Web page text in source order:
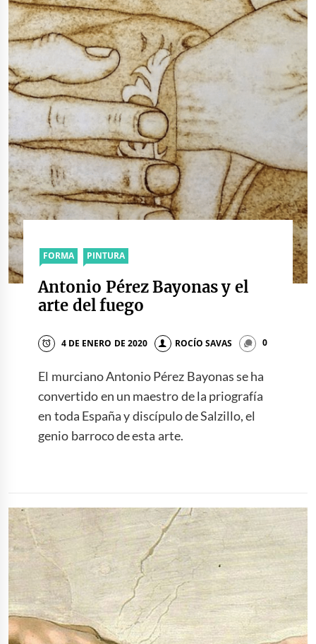
FORMA PINTURA
Antonio Pérez Bayonas y el
arte del fuego
4 DE ENERO DE 2020 ROCÍO SAVAS 0
El murciano Antonio Pérez Bayonas se ha
convertido en un maestro de la priografía
en toda España y discípulo de Salzillo, el
genio barroco de esta arte.